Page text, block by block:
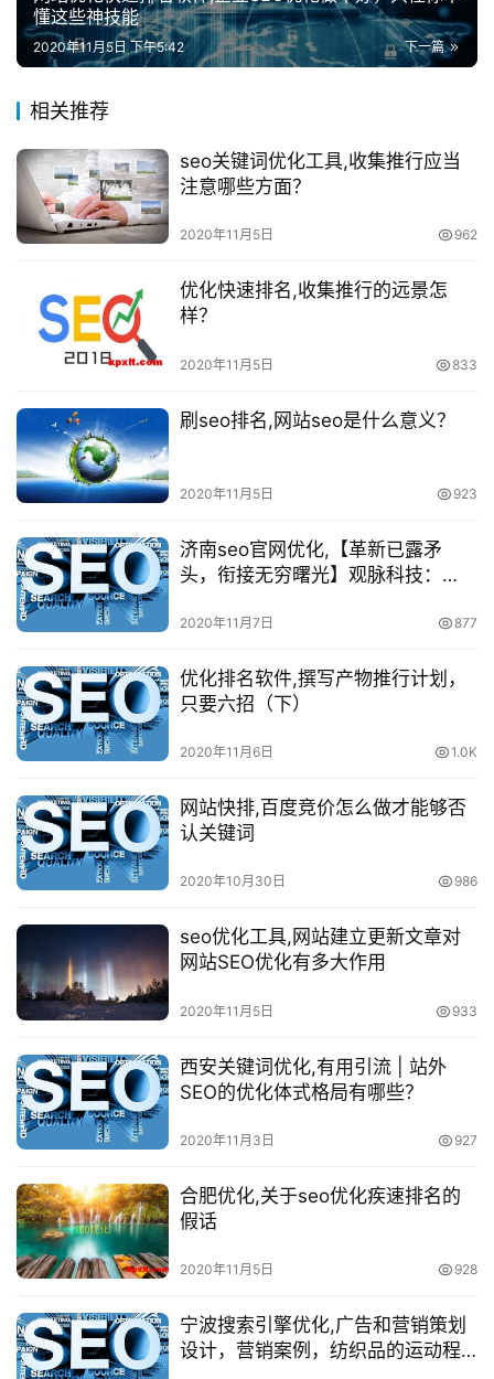
懂这些神技能
下一篇
2020年11月5日 下午5:42
相关推荐
seo关键词优化工具,收集推行应当
注意哪些方面？
2020年11月5日 962
优化快速排名,收集推行的远景怎
样？
2020年11月5日 833
刷seo排名,网站seo是什么意义？
2020年11月5日 923
济南seo官网优化,【革新已露矛
头，衔接无穷曙光】观脉科技：
2020年11月7日 877
优化排名软件,撰写产物推行计划，
只要六招（下）
2020年11月6日 1.0K
网站快排,百度竞价怎么做才能够否
认关键词
2020年10月30日 986
seo优化工具,网站建立更新文章对
网站SEO优化有多大作用
2020年11月5日 933
西安关键词优化,有用引流 | 站外
SEO的优化体式格局有哪些？
2020年11月3日 927
合肥优化,关于seo优化疾速排名的
假话
2020年11月5日 928
宁波搜索引擎优化,广告和营销策划
设计，营销案例，纺织品的运动程